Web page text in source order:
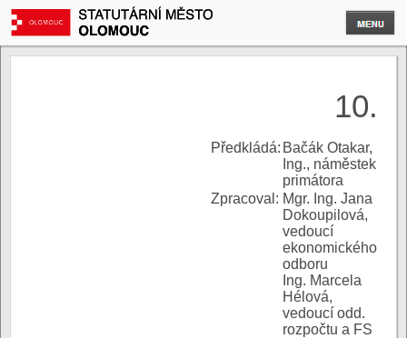
10.
Předkládá: Bačák Otakar,
Ing., náměstek
primátora
Zpracoval: Mgr. Ing. Jana
Dokoupilová,
vedoucí
ekonomického
odboru
Ing. Marcela
Hélová,
vedoucí odd.
rozpočtu a FS